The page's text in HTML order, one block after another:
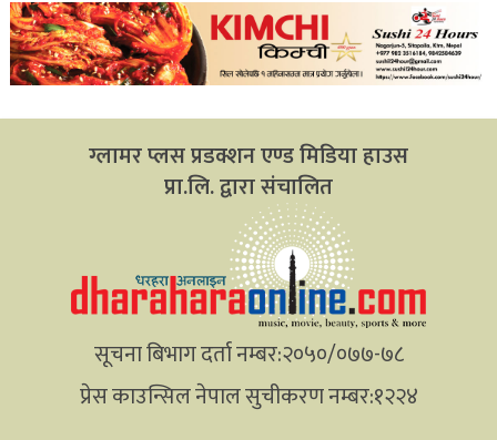
ग्लामर प्लस प्रडक्शन एण्ड मिडिया हाउस
प्रा.लि. द्वारा संचालित
सूचना बिभाग दर्ता नम्बर:२०५०/०७७-७८
प्रेस काउन्सिल नेपाल सुचीकरण नम्बर:१२२४